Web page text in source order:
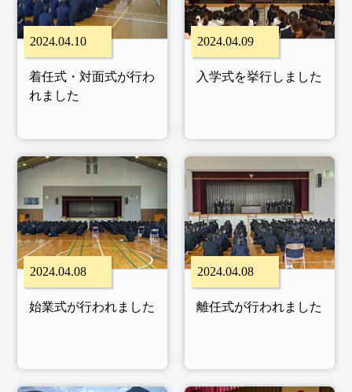
2024.04.10
着任式・対面式が行わ
れました
2024.04.09
入学式を挙行しました
2024.04.08
始業式が行われました
2024.04.08
離任式が行われました